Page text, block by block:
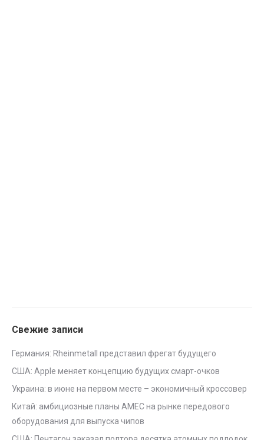
Свежие записи
Германия: Rheinmetall представил фрегат будущего
США: Apple меняет концепцию будущих смарт-очков
Украина: в июне на первом месте – экономичный кроссовер
Китай: амбициозные планы AMEC на рынке передового
оборудования для выпуска чипов